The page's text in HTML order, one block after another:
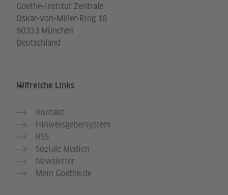
Goethe-Institut Zentrale
Oskar-von-Miller-Ring 18
80333 München
Deutschland
Hilfreiche Links
Kontakt
Hinweisgebersystem
RSS
Soziale Medien
Newsletter
Mein Goethe.de